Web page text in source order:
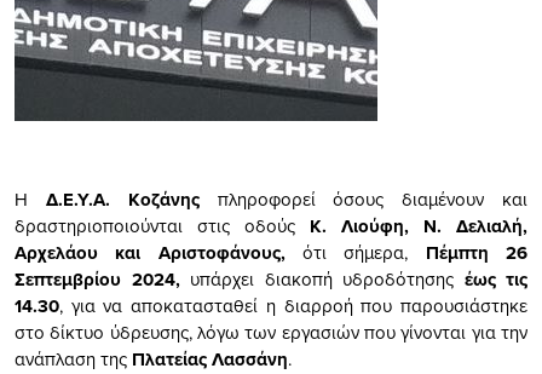
Η Δ.Ε.Υ.Α. Κοζάνηςπληροφορεί όσους διαμένουν και
δραστηριοποιούνται στις οδούς Κ. Λιούφη, Ν. Δελιαλή,
Αρχελάου και Αριστοφάνους, ότι σήμερα, Πέμπτη 26
Σεπτεμβρίου 2024, υπάρχει διακοπή υδροδότησης έως τις
14.30, για να αποκατασταθεί η διαρροή που παρουσιάστηκε
στο δίκτυο ύδρευσης, λόγω των εργασιών που γίνονται για την
ανάπλαση της Πλατείας Λασσάνη.